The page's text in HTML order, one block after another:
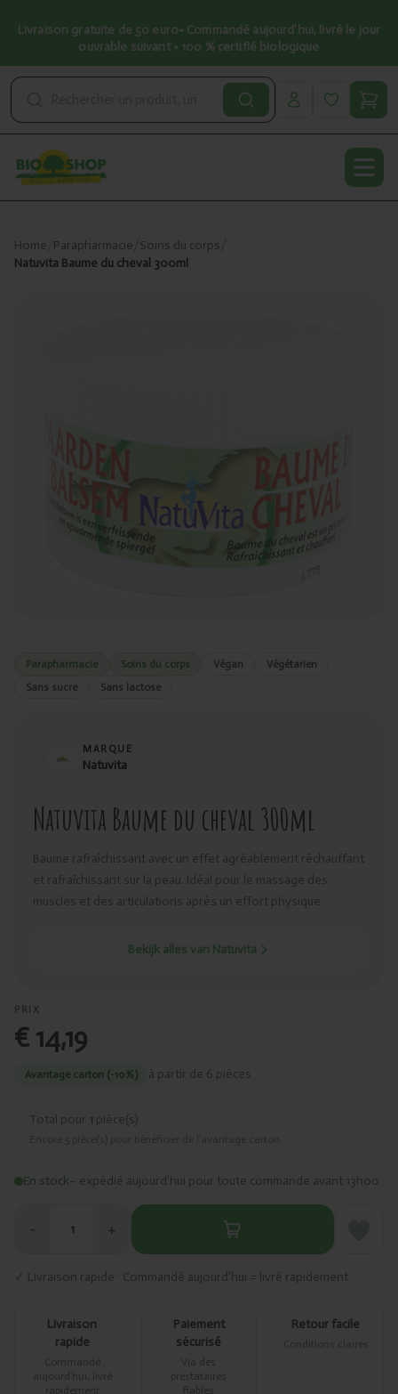
Livraison gratuite de 50 euro• Commandé aujourd’hui, livré le jour
ouvrable suivant • 100 % certifié biologique
Home Parapharmacie Soins du corps
Natuvita Baume du cheval 300ml
Parapharmacie Soins du corps Végan
Végétarien
Sans sucre
Sans lactose
MARQUE
Natuvita
Natuvita Baume du cheval 300ml
Baume rafraîchissant avec un effet agréablement réchauffant
et rafraîchissant sur la peau. Idéal pour le massage des
muscles et des articulations après un effort physique.
Bekijk alles van Natuvita
PRIX
€ 14,19
Avantage carton (-10%) à partir de 6 pièces
Total pour 1 pièce(s)
En stock– expédié aujourd’hui pour toute commande avant 13h00
− 1 +
✓ Livraison rapide · Commandé aujourd’hui = livré rapidement
Livraison
rapide
Commandé
aujourd’hui, livré
rapidement
Paiement
sécurisé
Via des
prestataires
fiables
Retour facile
Conditions claires